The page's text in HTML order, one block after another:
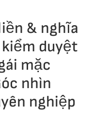
& nghĩa
duyệt
mặc
nhìn
nghiệp